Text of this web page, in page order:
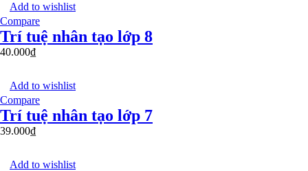
Add to wishlist
Compare
Trí tuệ nhân tạo lớp 8
40.000₫
Add to wishlist
Compare
Trí tuệ nhân tạo lớp 7
39.000₫
Add to wishlist